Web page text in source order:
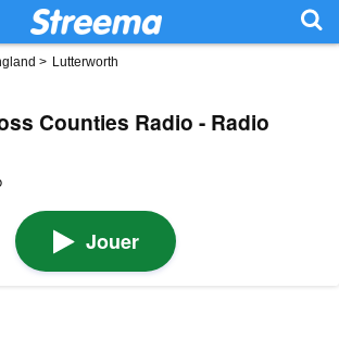
> Lutterworth
Counties Radio - Radio
Jouer